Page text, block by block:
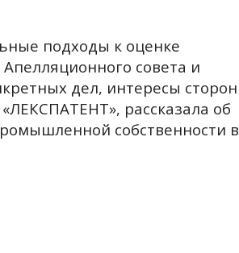
подходы к оценке
совета и
дел, интересы сторон
рассказала об
собственности в